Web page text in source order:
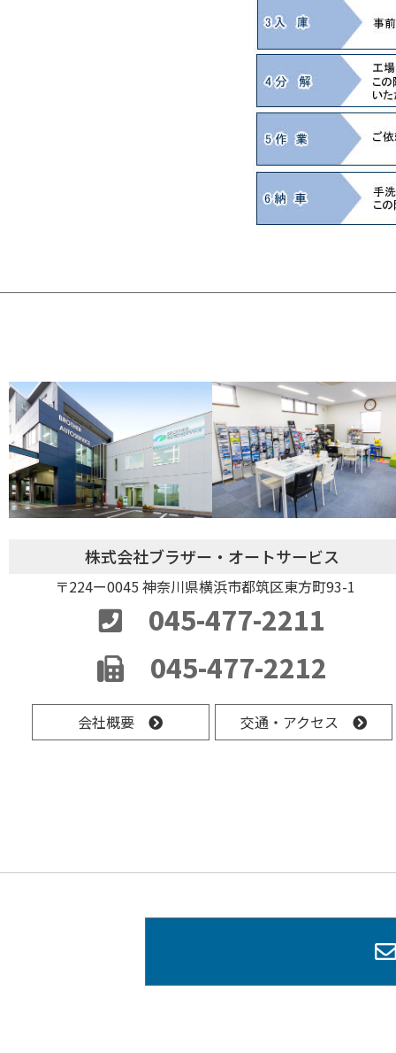
株式会社ブラザー・オートサービス
〒224ー0045 神奈川県横浜市都筑区東方町93-1
045-477-2211
045-477-2212
会社概要 交通・アクセス